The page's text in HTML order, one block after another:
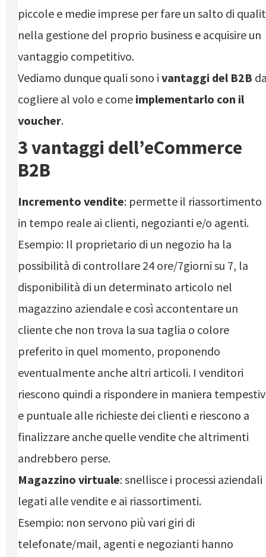
piccole e medie imprese per fare un salto di
nella gestione del proprio business e acquisire un
vantaggio competitivo.
Vediamo dunque quali sono i vantaggi del B2B
cogliere al volo e come implementarlo con il
voucher.
3 vantaggi dell’eCommerce
B2B
Incremento vendite: permette il riassortimento
in tempo reale ai clienti, negozianti e/o agenti.
Esempio: Il proprietario di un negozio ha la
possibilità di controllare 24 ore/7giorni su 7, la
disponibilità di un determinato articolo nel
magazzino aziendale e così accontentare un
cliente che non trova la sua taglia o colore
preferito in quel momento, proponendo
eventualmente anche altri articoli. I venditori
riescono quindi a rispondere in maniera
e puntuale alle richieste dei clienti e riescono a
finalizzare anche quelle vendite che altrimenti
andrebbero perse.
Magazzino virtuale: snellisce i processi aziendali
legati alle vendite e ai riassortimenti.
Esempio: non servono più vari giri di
telefonate/mail, agenti e negozianti hanno